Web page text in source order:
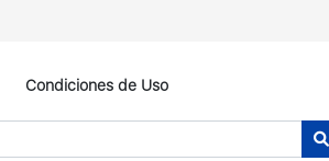
Condiciones de Uso